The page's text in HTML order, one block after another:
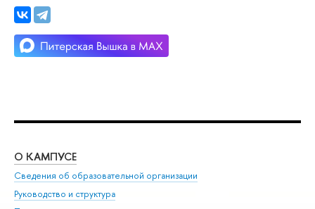
О КАМПУСЕ
Сведения об образовательной организации
Руководство и структура